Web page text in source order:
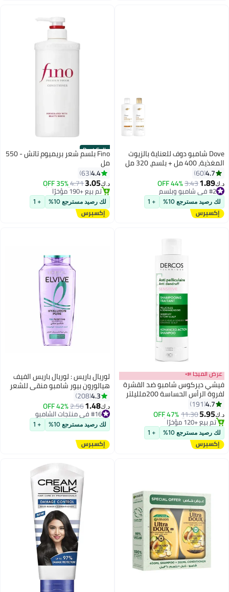
Dove شامبو دوف للعناية بالزيوت
المغذية، 400 مل + بلسم، 320 مل
4.7
60
د.ك‏1.89
3.43
44% OFF #2 في شامبو وبلسم
تم بيع +170 مؤخرًا
#2 في شامبو وبلسم
لك رصيد مسترجع 10% + 1
Best Seller Fino بلسم شعر بريميوم تاتش - 550
مل
4.4
63
د.ك‏3.05
4.71
35% OFF
#7 في بلسم الشعر
أقل سعر في 30 يوم
تم بيع +190 مؤخرًا
#7 في بلسم الشعر
لك رصيد مسترجع 10% + 1
عرض الميجا 📣
فيشي ديركوس شامبو ضد القشرة
لفروة الرأس الحساسة 200ملليلتر
4.7
191
د.ك‏5.95
11.30
47% OFF
#31 في منتجات الشامبو
أقل سعر في 7 يوم
تم بيع +120 مؤخرًا
#31 في منتجات الشامبو
لك رصيد مسترجع 10% + 1
لوريال باريس : لوريال باريس الفيف
هيالورون بيور شامبو منقى للشعر
الدهنى ٤٠٠مل
4.3
208
د.ك‏1.48
2.56
42% OFF #16 في منتجات الشامبو
تم بيع +270 مؤخرًا
#16 في منتجات الشامبو
لك رصيد مسترجع 10% + 1